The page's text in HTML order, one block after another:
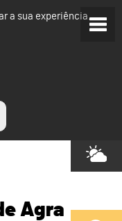
a sua experiência.
Agra